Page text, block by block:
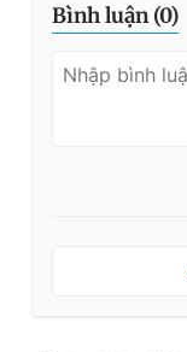
Bình luận (0)